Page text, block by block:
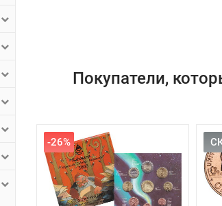
Покупатели,
-26%